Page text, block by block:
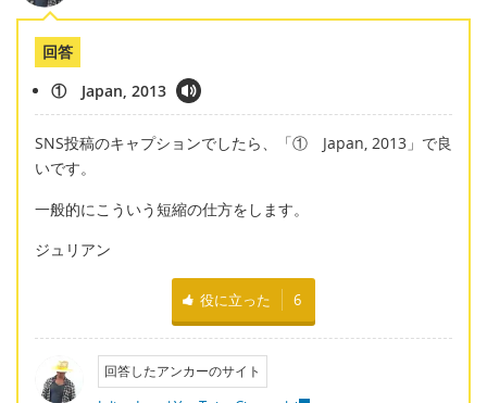
回答
① Japan, 2013
SNS投稿のキャプションでしたら、「① Japan, 2013」で良
いです。
一般的にこういう短縮の仕方をします。
ジュリアン
役に立った 6
回答したアンカーのサイト